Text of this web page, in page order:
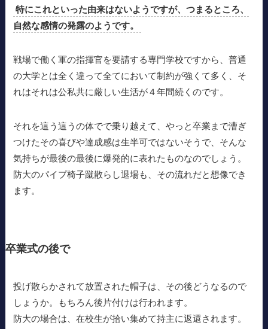
特にこれといった由来はないようですが、つまるところ、
自然な感情の発露のようです。
戦場で働く軍の指揮官を要請する専門学校ですから、普通
の大学とは全く違って全てにおいて制約が強くて多く、そ
れはそれは公私共に厳しい生活が４年間続くのです。
それを這う這うの体でで乗り越えて、やっと卒業まで漕ぎ
つけたその喜びや達成感は生半可ではないそうで、そんな
気持ちが最後の最後に爆発的に表れたものなのでしょう。
防大のパイプ椅子蹴散らし退場も、その流れだと想像でき
ます。
卒業式の後で
投げ散らかされて放置された帽子は、その後どうなるので
しょうか。もちろん後片付けは行われます。
防大の場合は、在校生が拾い集めて持主に返還されます。